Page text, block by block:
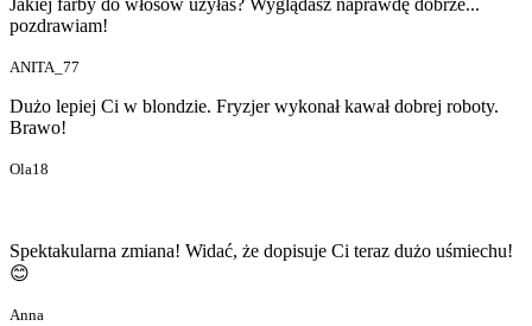
Jakiej farby do włosów użyłaś? Wyglądasz naprawdę dobrze...
pozdrawiam!
ANITA_77
Dużo lepiej Ci w blondzie. Fryzjer wykonał kawał dobrej roboty.
Brawo!
Ola18
Spektakularna zmiana! Widać, że dopisuje Ci teraz dużo uśmiechu!
😊
Anna